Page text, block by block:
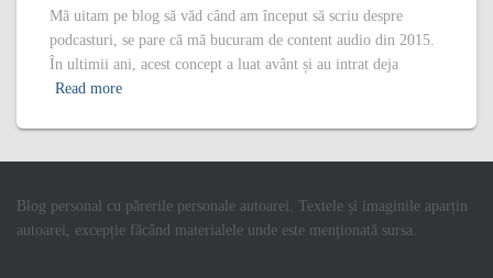
Mă uitam pe blog să văd când am început să scriu despre
podcasturi, se pare că mă bucuram de content audio din 2015.
În ultimii ani, acest concept a luat avânt și au intrat deja
Read more
Blog personal cu părerile personale autoarei. Textele și imaginile aparțin
autoarei, excepție făcând materialele unde este menționată sursa.